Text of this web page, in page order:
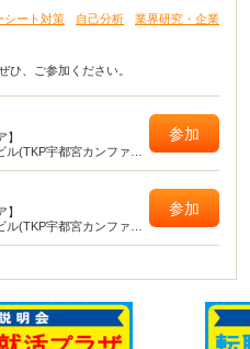
シート対策 自己分析
業界研究・企業
ひ、ご参加ください。
】
ル(TKP宇都宮カンファレ
参加
】
ル(TKP宇都宮カンファレ
参加